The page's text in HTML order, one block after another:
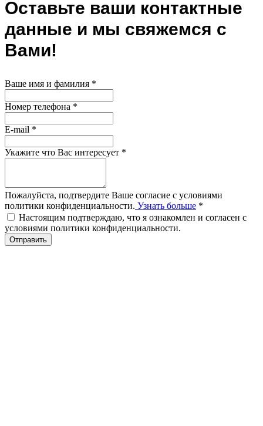
Оставьте ваши контактные
данные и мы свяжемся с
Вами!
Ваше имя и фамилия *
Номер телефона *
E-mail *
Укажите что Вас интересует *
Пожалуйста, подтвердите Ваше согласие с условиями
политики конфиденциальности. Узнать больше *
Настоящим подтверждаю, что я ознакомлен и согласен с
условиями политики конфиденциальности.
Отправить